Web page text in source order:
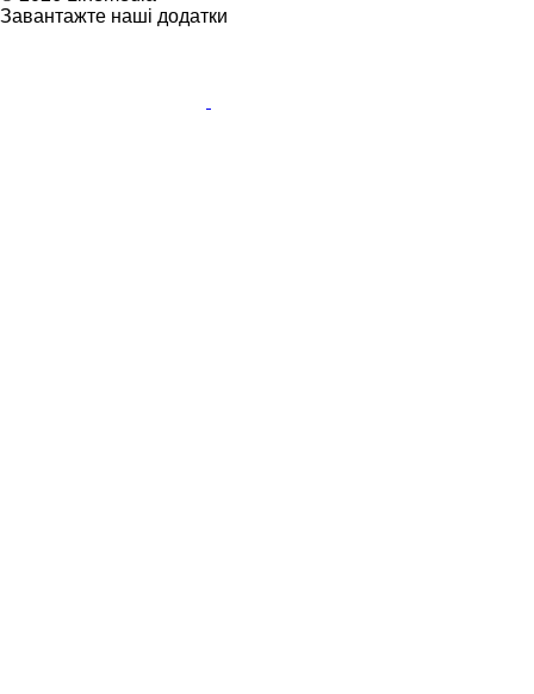
Завантажте наші додатки